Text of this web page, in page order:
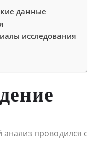
данные
исследования
анализ проводился с